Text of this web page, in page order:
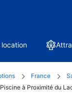
location
France
à Proximité du